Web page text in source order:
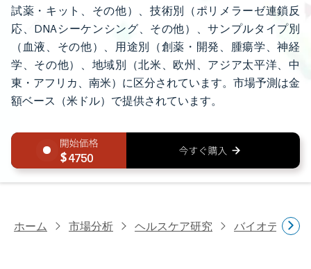
試薬・キット、その他）、技術別（ポリメラーゼ連鎖反
応、DNAシーケンシング、その他）、サンプルタイプ別
（血液、その他）、用途別（創薬・開発、腫瘍学、神経
学、その他）、地域別（北米、欧州、アジア太平洋、中
東・アフリカ、南米）に区分されています。市場予測は金
額ベース（米ドル）で提供されています。
4750
ホーム 市場分析 ヘルスケア研究 バイオテクノ